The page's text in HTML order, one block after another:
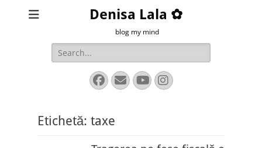
Denisa Lala ✿
blog my mind
Search
for:
Facebook
EmailYouTube
Instagram
Etichetă: taxe